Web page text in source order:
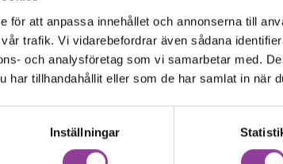
för att anpassa innehållet och annonserna till
trafik. Vi vidarebefordrar även sådana
och analysföretag som vi samarbetar med.
har tillhandahållit eller som de har samlat in när
Inställningar
E2S MAX